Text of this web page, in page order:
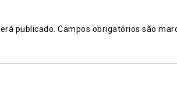
publicado. Campos obrigatórios são